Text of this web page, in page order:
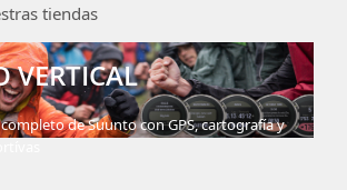
tiendas
VERTICAL
de Suunto con GPS, cartografía y